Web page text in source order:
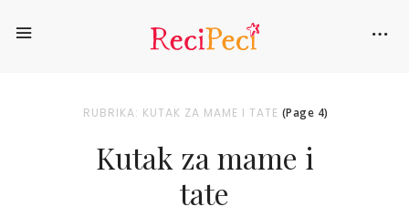
RUBRIKA: KUTAK ZA MAME I TATE (Page 4)
Kutak za mame i
tate